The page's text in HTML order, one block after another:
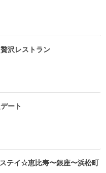
沢レストラン
ート
テイ☆恵比寿〜銀座〜浜松町